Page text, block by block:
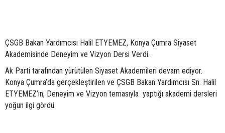
ÇSGB Bakan Yardımcısı Halil ETYEMEZ, Konya Çumra Siyaset
Akademisinde Deneyim ve Vizyon Dersi Verdi.
Ak Parti tarafından yürütülen Siyaset Akademileri devam ediyor.
Konya Çumra’da gerçekleştirilen ve ÇSGB Bakan Yardımcısı Sn. Halil
ETYEMEZ’in, Deneyim ve Vizyon temasıyla yaptığı akademi dersleri
yoğun ilgi gördü.